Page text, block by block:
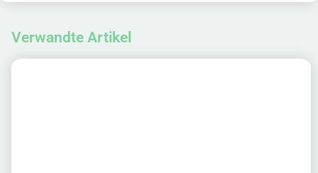
Verwandte Artikel